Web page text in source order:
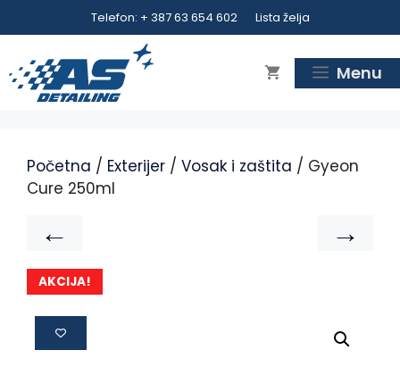
Telefon: + 387 63 654 602 Lista želja
Menu
Početna / Exterijer / Vosak i zaštita / Gyeon
Cure 250ml
← →
AKCIJA!